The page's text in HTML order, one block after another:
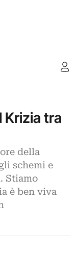
Krizia tra
della
schemi e
Stiamo
è ben viva